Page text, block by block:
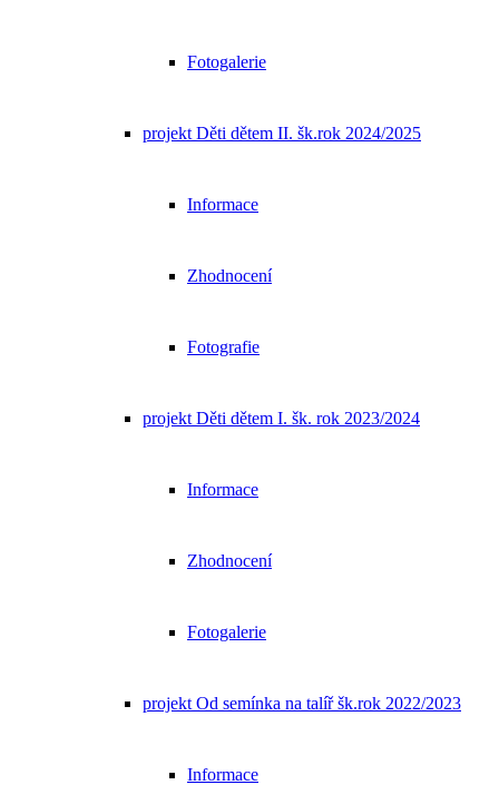
Fotogalerie
projekt Děti dětem II. šk.rok 2024/2025
Informace
Zhodnocení
Fotografie
projekt Děti dětem I. šk. rok 2023/2024
Informace
Zhodnocení
Fotogalerie
projekt Od semínka na talíř šk.rok 2022/2023
Informace